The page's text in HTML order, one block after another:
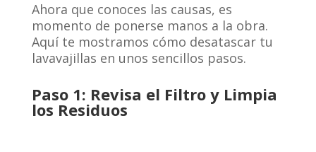
Ahora que conoces las causas, es
momento de ponerse manos a la obra.
Aquí te mostramos cómo desatascar tu
lavavajillas en unos sencillos pasos.
Paso 1: Revisa el Filtro y Limpia
los Residuos